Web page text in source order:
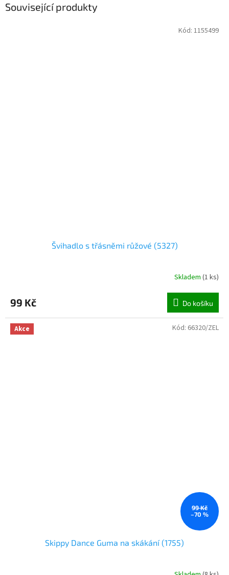
Související produkty
Švihadlo s třásněmi růžové (5327)
Skladem (1 ks)
99 Kč Do košíku
Kód: 1155499
Akce
99 Kč
–70 %
Skippy Dance Guma na skákání (1755)
Kód: 66320/ZEL